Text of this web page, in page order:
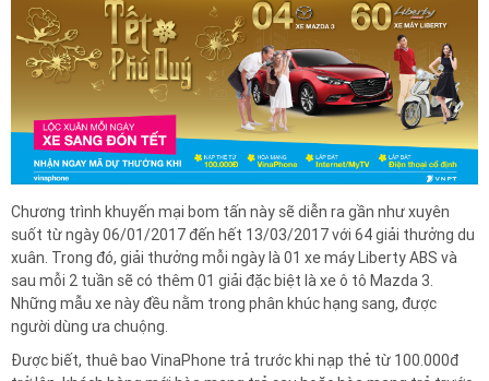
Chương trình khuyến mại bom tấn này sẽ diễn ra gần như xuyên
suốt từ ngày 06/01/2017 đến hết 13/03/2017 với 64 giải thưởng du
xuân. Trong đó, giải thưởng mỗi ngày là 01 xe máy Liberty ABS và
sau mỗi 2 tuần sẽ có thêm 01 giải đặc biệt là xe ô tô Mazda 3.
Những mẫu xe này đều nằm trong phân khúc hạng sang, được
người dùng ưa chuộng.
Được biết, thuê bao VinaPhone trả trước khi nạp thẻ từ 100.000đ